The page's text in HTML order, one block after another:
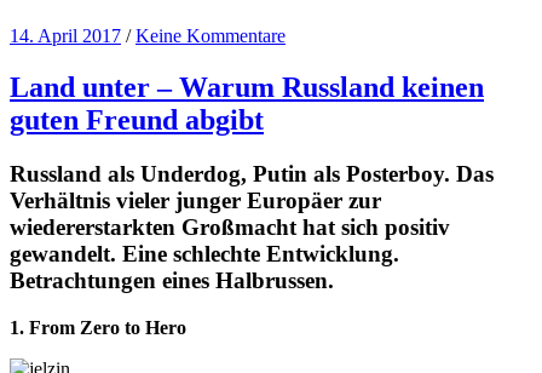
14. April 2017 / Keine Kommentare
Land unter – Warum Russland keinen
guten Freund abgibt
Russland als Underdog, Putin als Posterboy. Das
Verhältnis vieler junger Europäer zur
wiedererstarkten Großmacht hat sich positiv
gewandelt. Eine schlechte Entwicklung.
Betrachtungen eines Halbrussen.
1. From Zero to Hero